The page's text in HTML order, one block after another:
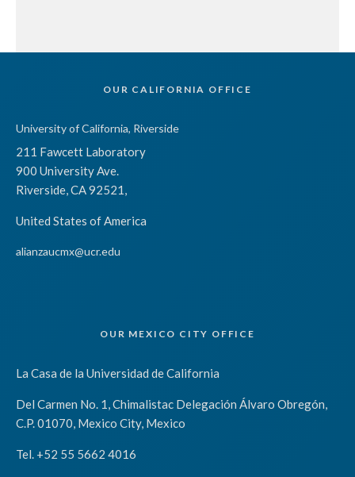
OUR CALIFORNIA OFFICE
University of California, Riverside
211 Fawcett Laboratory
900 University Ave.
Riverside, CA 92521,
United States of America
alianzaucmx@ucr.edu
OUR MEXICO CITY OFFICE
La Casa de la Universidad de California
Del Carmen No. 1, Chimalistac Delegación Álvaro Obregón,
C.P. 01070, Mexico City, Mexico
Tel. +52 55 5662 4016